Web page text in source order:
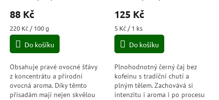
88 Kč
Měrná
cena:
220 Kč / 100 g
Do košíku
Obsahuje pravé ovocné šťávy
z koncentrátu a přírodní
ovocná aroma. Díky těmto
přísadám mají nejen skvělou
125 Kč
Měrná
cena:
5 Kč / 1 ks
Do košíku
Plnohodnotný černý čaj bez
kofeinu s tradiční chutí a
plným tělem. Zachovává si
intenzitu i aroma i po procesu